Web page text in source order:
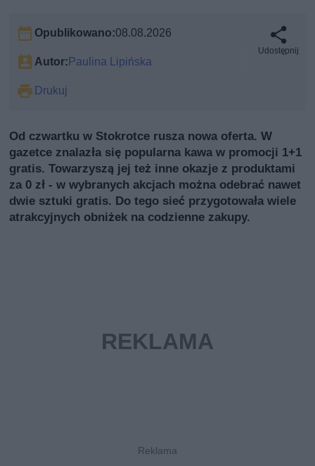
Opublikowano:08.08.2026
Autor:Paulina Lipińska
Drukuj
Udostępnij
Od czwartku w Stokrotce rusza nowa oferta. W
gazetce znalazła się popularna kawa w promocji 1+1
gratis. Towarzyszą jej też inne okazje z produktami
za 0 zł - w wybranych akcjach można odebrać nawet
dwie sztuki gratis. Do tego sieć przygotowała wiele
atrakcyjnych obniżek na codzienne zakupy.